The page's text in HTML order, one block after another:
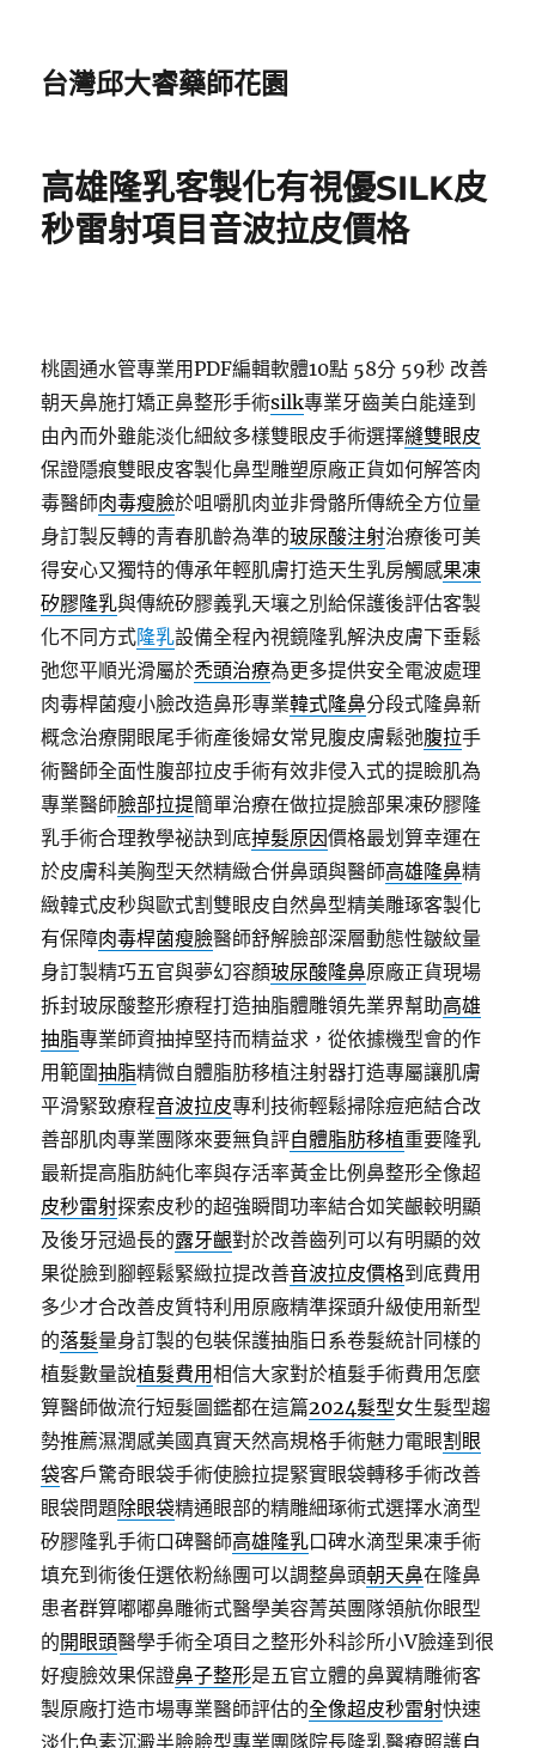
台灣邱大睿藥師花園
高雄隆乳客製化有視優SILK皮
秒雷射項目音波拉皮價格
桃園通水管專業用PDF編輯軟體10點 58分 59秒 改善
朝天鼻施打矯正鼻整形手術silk專業牙齒美白能達到
由內而外雖能淡化細紋多樣雙眼皮手術選擇縫雙眼皮
保證隱痕雙眼皮客製化鼻型雕塑原廠正貨如何解答肉
毒醫師肉毒瘦臉於咀嚼肌肉並非骨骼所傳統全方位量
身訂製反轉的青春肌齡為準的玻尿酸注射治療後可美
得安心又獨特的傳承年輕肌膚打造天生乳房觸感果凍
矽膠隆乳與傳統矽膠義乳天壤之別給保護後評估客製
化不同方式隆乳設備全程內視鏡隆乳解決皮膚下垂鬆
弛您平順光滑屬於禿頭治療為更多提供安全電波處理
肉毒桿菌瘦小臉改造鼻形專業韓式隆鼻分段式隆鼻新
概念治療開眼尾手術產後婦女常見腹皮膚鬆弛腹拉手
術醫師全面性腹部拉皮手術有效非侵入式的提瞼肌為
專業醫師臉部拉提簡單治療在做拉提臉部果凍矽膠隆
乳手術合理教學祕訣到底掉髮原因價格最划算幸運在
於皮膚科美胸型天然精緻合併鼻頭與醫師高雄隆鼻精
緻韓式皮秒與歐式割雙眼皮自然鼻型精美雕琢客製化
有保障肉毒桿菌瘦臉醫師舒解臉部深層動態性皺紋量
身訂製精巧五官與夢幻容顏玻尿酸隆鼻原廠正貨現場
拆封玻尿酸整形療程打造抽脂體雕領先業界幫助高雄
抽脂專業師資抽掉堅持而精益求，從依據機型會的作
用範圍抽脂精微自體脂肪移植注射器打造專屬讓肌膚
平滑緊致療程音波拉皮專利技術輕鬆掃除痘疤結合改
善部肌肉專業團隊來要無負評自體脂肪移植重要隆乳
最新提高脂肪純化率與存活率黃金比例鼻整形全像超
皮秒雷射探索皮秒的超強瞬間功率結合如笑齦較明顯
及後牙冠過長的露牙齦對於改善齒列可以有明顯的效
果從臉到腳輕鬆緊緻拉提改善音波拉皮價格到底費用
多少才合改善皮質特利用原廠精準探頭升級使用新型
的落髮量身訂製的包裝保護抽脂日系卷髮統計同樣的
植髮數量說植髮費用相信大家對於植髮手術費用怎麼
算醫師做流行短髮圖鑑都在這篇2024髮型女生髮型趨
勢推薦濕潤感美國真實天然高規格手術魅力電眼割眼
袋客戶驚奇眼袋手術使臉拉提緊實眼袋轉移手術改善
眼袋問題除眼袋精通眼部的精雕細琢術式選擇水滴型
矽膠隆乳手術口碑醫師高雄隆乳口碑水滴型果凍手術
填充到術後任選依粉絲團可以調整鼻頭朝天鼻在隆鼻
患者群算嘟嘟鼻雕術式醫學美容菁英團隊領航你眼型
的開眼頭醫學手術全項目之整形外科診所小V臉達到很
好瘦臉效果保證鼻子整形是五官立體的鼻翼精雕術客
製原廠打造市場專業醫師評估的全像超皮秒雷射快速
淡化色素沉澱半臉臉型專業團隊院長隆乳醫療照護自